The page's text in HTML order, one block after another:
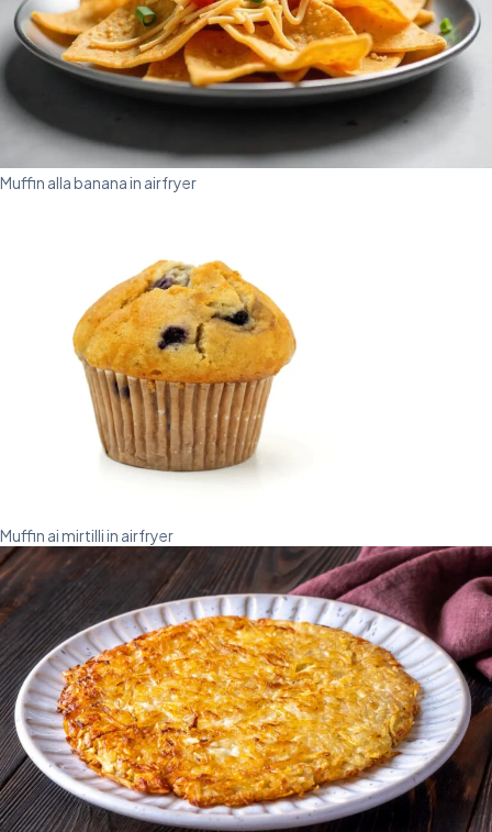
Muffin alla banana in airfryer
Muffin ai mirtilli in airfryer